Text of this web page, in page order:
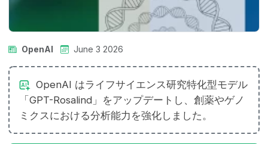
OpenAI June 3 2026
OpenAI はライフサイエンス研究特化型モデル
「GPT-Rosalind」をアップデートし、創薬やゲノ
ミクスにおける分析能力を強化しました。